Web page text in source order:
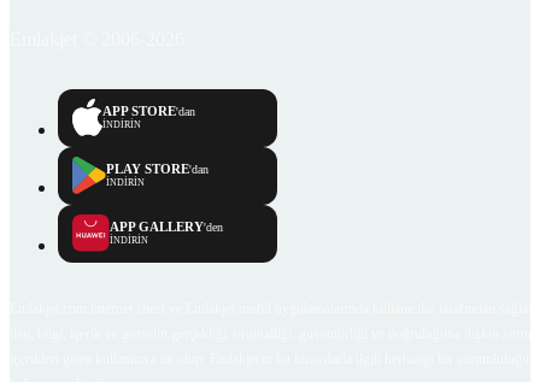
APP STORE'dan
İNDİRİN
PLAY STORE'dan
İNDİRİN
APP GALLERY'den
İNDİRİN